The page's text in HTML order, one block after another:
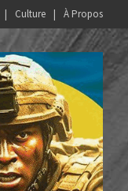
Culture À Propos